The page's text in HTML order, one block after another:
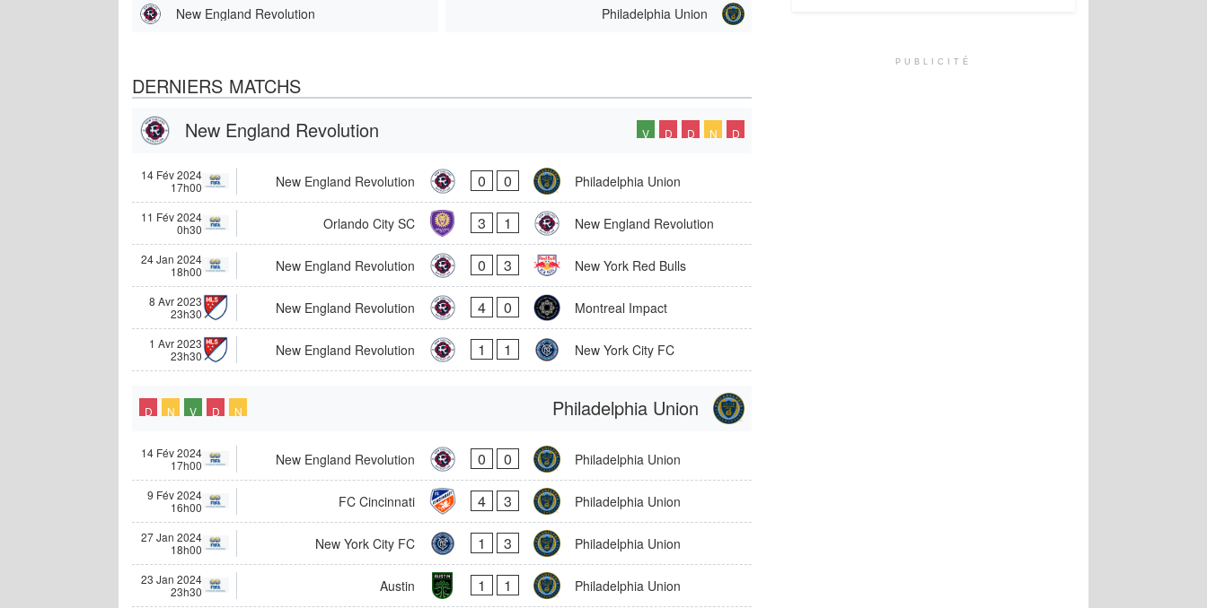
New England Revolution Philadelphia Union
DERNIERS MATCHS
New England Revolution
V D D N D
14 Fév 2024
17h00
New England Revolution 0 0 Philadelphia Union
11 Fév 2024
0h30
Orlando City SC 3 1 New England Revolution
24 Jan 2024
18h00
New England Revolution 0 3 New York Red Bulls
8 Avr 2023
23h30
New England Revolution 4 0 Montreal Impact
1 Avr 2023
23h30
New England Revolution 1 1 New York City FC
Philadelphia Union
D N V D N
14 Fév 2024
17h00
New England Revolution 0 0 Philadelphia Union
9 Fév 2024
16h00
FC Cincinnati 4 3 Philadelphia Union
27 Jan 2024
18h00
New York City FC 1 3 Philadelphia Union
23 Jan 2024
23h30
Austin 1 1 Philadelphia Union
PUBLICITÉ